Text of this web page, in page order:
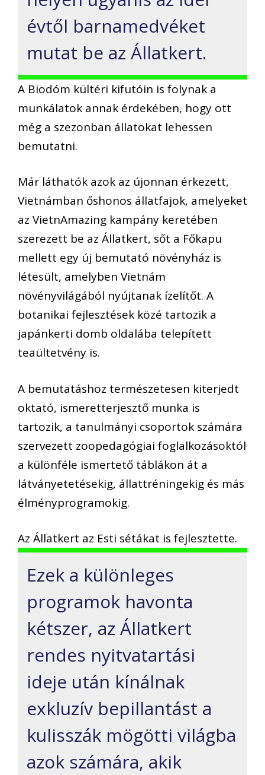
évtől barnamedvéket
mutat be az Állatkert.
A Biodóm kültéri kifutóin is folynak a
munkálatok annak érdekében, hogy ott
még a szezonban állatokat lehessen
bemutatni.
Már láthatók azok az újonnan érkezett,
Vietnámban őshonos állatfajok, amelyeket
az VietnAmazing kampány keretében
szerezett be az Állatkert, sőt a Főkapu
mellett egy új bemutató növényház is
létesült, amelyben Vietnám
növényvilágából nyújtanak ízelítőt. A
botanikai fejlesztések közé tartozik a
japánkerti domb oldalába telepített
teaültetvény is.
A bemutatáshoz természetesen kiterjedt
oktató, ismeretterjesztő munka is
tartozik, a tanulmányi csoportok számára
szervezett zoopedagógiai foglalkozásoktól
a különféle ismertető táblákon át a
látványetetésekig, állattréningekig és más
élményprogramokig.
Az Állatkert az Esti sétákat is fejlesztette.
Ezek a különleges
programok havonta
kétszer, az Állatkert
rendes nyitvatartási
ideje után kínálnak
exkluzív bepillantást a
kulisszák mögötti világba
azok számára, akik